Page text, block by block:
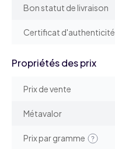
Bon statut de livraison
Certificat d'authenticité
Propriétés des prix
Prix de vente
Métavalor
Prix par gramme